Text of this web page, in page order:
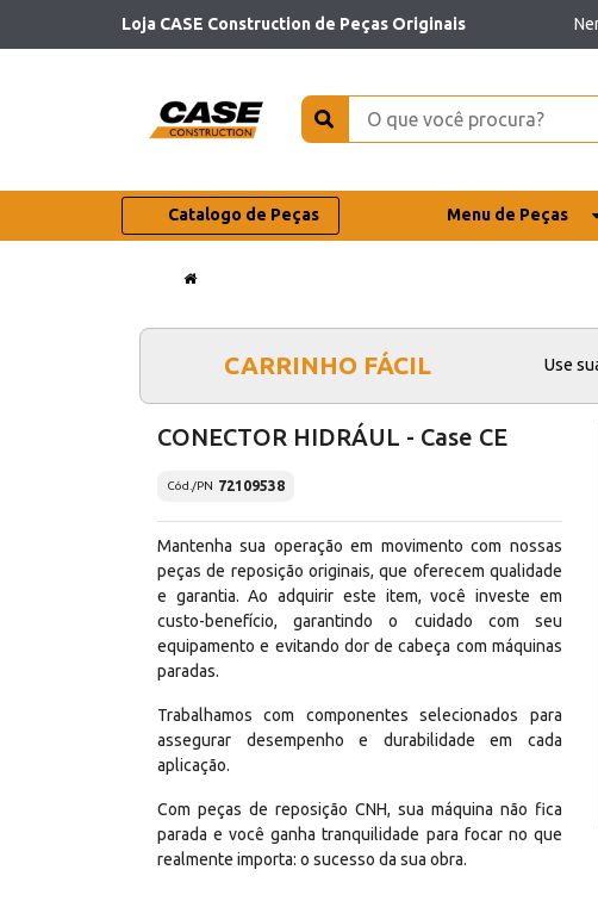
Loja CASE Construction de Peças Originais
Catalogo de Peças Menu de Peças
CARRINHO FÁCIL Use
CONECTOR HIDRÁUL - Case CE
Cód./PN 72109538
Mantenha sua operação em movimento com nossas
peças de reposição originais, que oferecem qualidade
e garantia. Ao adquirir este item, você investe em
custo-benefício, garantindo o cuidado com seu
equipamento e evitando dor de cabeça com máquinas
paradas.
Trabalhamos com componentes selecionados para
assegurar desempenho e durabilidade em cada
aplicação.
Com peças de reposição CNH, sua máquina não fica
parada e você ganha tranquilidade para focar no que
realmente importa: o sucesso da sua obra.